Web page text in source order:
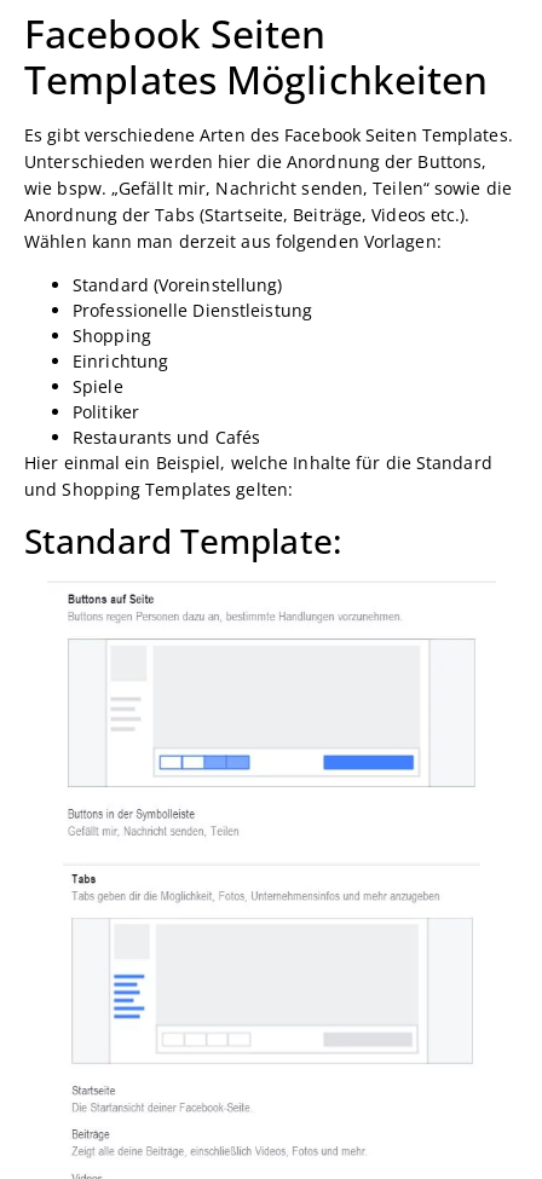
Facebook Seiten
Templates Möglichkeiten
Es gibt verschiedene Arten des Facebook Seiten Templates.
Unterschieden werden hier die Anordnung der Buttons,
wie bspw. „Gefällt mir, Nachricht senden, Teilen“ sowie die
Anordnung der Tabs (Startseite, Beiträge, Videos etc.).
Wählen kann man derzeit aus folgenden Vorlagen:
Standard (Voreinstellung)
Professionelle Dienstleistung
Shopping
Einrichtung
Spiele
Politiker
Restaurants und Cafés
Hier einmal ein Beispiel, welche Inhalte für die Standard
und Shopping Templates gelten:
Standard Template: